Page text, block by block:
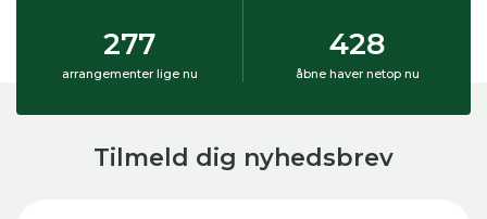
277
arrangementer lige nu
428
åbne haver netop nu
Tilmeld dig nyhedsbrev